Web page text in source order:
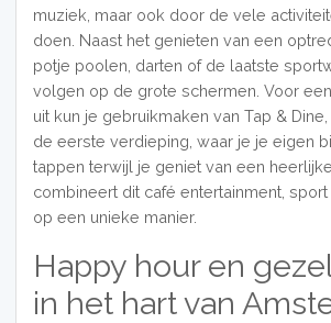
muziek, maar ook door de vele
doen. Naast het genieten van een
potje poolen, darten of de laatste
volgen op de grote schermen. Voor
uit kun je gebruikmaken van Tap &
de eerste verdieping, waar je je eigen
tappen terwijl je geniet van een
combineert dit café entertainment,
op een unieke manier.
Happy hour en
in het hart van